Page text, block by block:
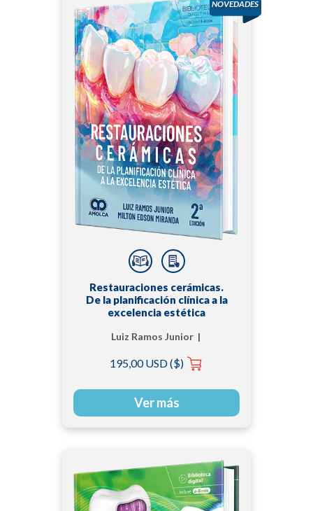
Restauraciones cerámicas.
De la planificación clínica a la
excelencia estética
Luiz Ramos Junior |
195,00 USD ($)
Ver más